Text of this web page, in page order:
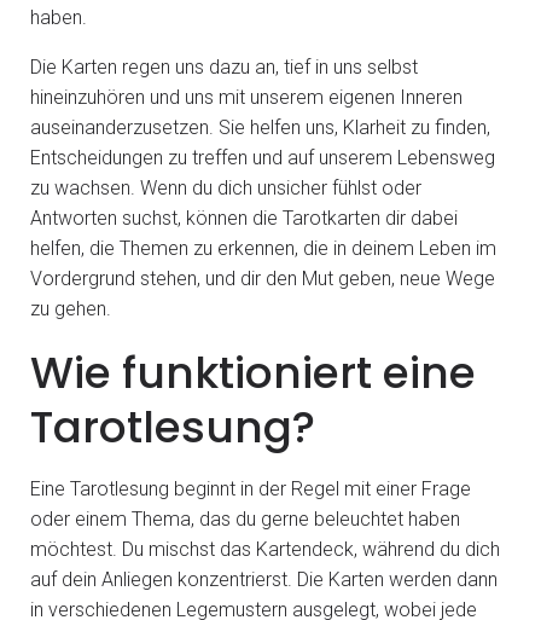
haben.
Die Karten regen uns dazu an, tief in uns selbst
hineinzuhören und uns mit unserem eigenen Inneren
auseinanderzusetzen. Sie helfen uns, Klarheit zu finden,
Entscheidungen zu treffen und auf unserem Lebensweg
zu wachsen. Wenn du dich unsicher fühlst oder
Antworten suchst, können die Tarotkarten dir dabei
helfen, die Themen zu erkennen, die in deinem Leben im
Vordergrund stehen, und dir den Mut geben, neue Wege
zu gehen.
Wie funktioniert eine
Tarotlesung?
Eine Tarotlesung beginnt in der Regel mit einer Frage
oder einem Thema, das du gerne beleuchtet haben
möchtest. Du mischst das Kartendeck, während du dich
auf dein Anliegen konzentrierst. Die Karten werden dann
in verschiedenen Legemustern ausgelegt, wobei jede